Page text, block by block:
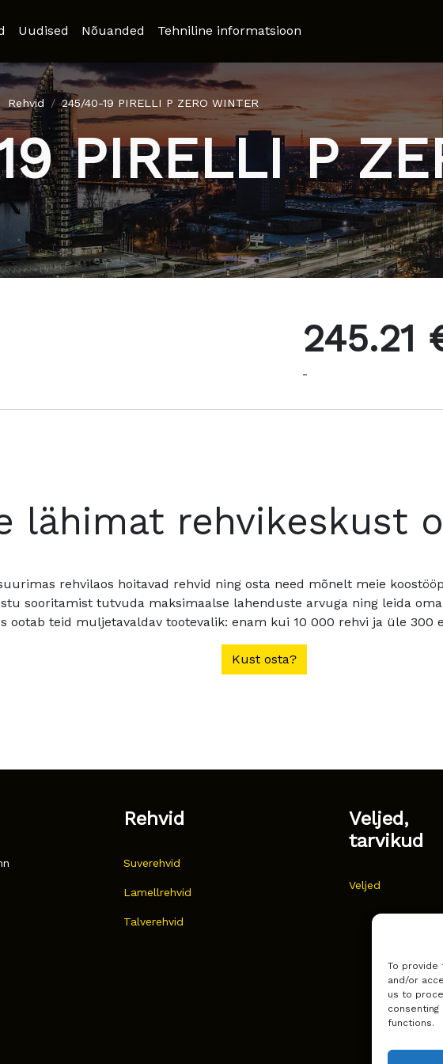
To provide
and/or
us to
functions.
Uudised Nõuanded Tehniline informatsioon
Rehvid 245/40-19 PIRELLI P ZERO WINTER
PIRELLI P
245.21
-
lähimat rehvikeskust
rehvilaos hoitavad rehvid ning osta need mõnelt meie
sooritamist tutvuda maksimaalse lahenduste arvuga ning leida
ootab teid muljetavaldav tootevalik: enam kui 10 000 rehvi ja üle 300
Kust osta?
Rehvid
Suverehvid
Lamellrehvid
Talverehvid
Veljed,
tarvikud
Veljed